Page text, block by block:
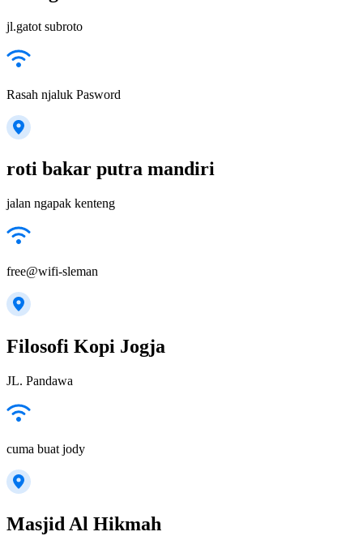
jl.gatot subroto
Rasah njaluk Pasword
roti bakar putra mandiri
jalan ngapak kenteng
free@wifi-sleman
Filosofi Kopi Jogja
JL. Pandawa
cuma buat jody
Masjid Al Hikmah